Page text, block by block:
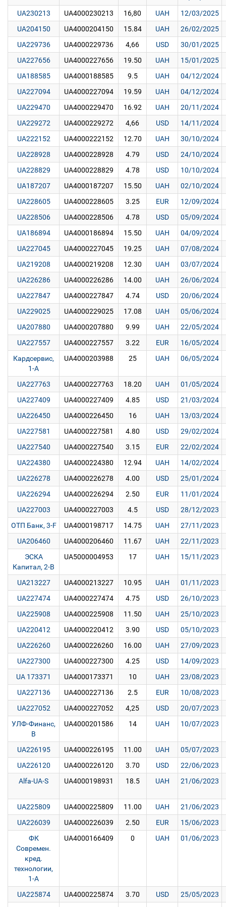
UA230213
UA4000230213 16,80 UAH
12/03/2025
UA204150
UA4000204150 15.84 UAH
26/02/2025
UA229736
UA4000229736 4,66 USD
30/01/2025
UA227656
UA4000227656 19.50 UAH
15/01/2025
UA188585
UA4000188585 9.5 UAH
04/12/2024
UA227094
UA4000227094 19.59 UAH
04/12/2024
UA229470
UA4000229470 16.92 UAH
20/11/2024
UA229272
UA4000229272 4,66 USD
14/11/2024
UA222152
UA4000222152 12.70 UAH
30/10/2024
UA228928
UA4000228928 4.79 USD
24/10/2024
UA228829
UA4000228829 4.78 USD
10/10/2024
UA187207
UA4000187207 15.50 UAH
02/10/2024
UA228605
UA4000228605 3.25 EUR
12/09/2024
UA228506
UA4000228506 4.78 USD
05/09/2024
UA186894
UA4000186894 15.50 UAH
04/09/2024
UA227045
UA4000227045 19.25 UAH
07/08/2024
UA219208
UA4000219208 12.30 UAH
03/07/2024
UA226286
UA4000226286 14.00 UAH
26/06/2024
UA227847
UA4000227847 4.74 USD
20/06/2024
UA229025
UA4000229025 17.08 UAH
05/06/2024
UA207880
UA4000207880 9.99 UAH
22/05/2024
UA227557
UA4000227557 3.22 EUR
16/05/2024
Кардсервис,
1-A
UA4000203988 25 UAH 06/05/2024
UA227763 UA4000227763 18.20 UAH
01/05/2024
UA227409
UA4000227409 4.85 USD
21/03/2024
UA226450
UA4000226450 16 UAH
13/03/2024
UA227581
UA4000227581 4.80 USD
29/02/2024
UA227540
UA4000227540 3.15 EUR
22/02/2024
UA224380
UA4000224380 12.94 UAH
14/02/2024
UA226278
UA4000226278 4.00 USD
25/01/2024
UA226294
UA4000226294 2.50 EUR
11/01/2024
UA227003
UA4000227003 4.5 USD
28/12/2023
ОТП Банк, 3-F
UA4000198717 14.75 UAH
27/11/2023
UA206460
UA4000206460 11.67 UAH
22/11/2023
ЭСКА
Капитал, 2-B
UA5000004953 17 UAH 15/11/2023
UA213227 UA4000213227 10.95 UAH
01/11/2023
UA227474
UA4000227474 4.75 USD
26/10/2023
UA225908
UA4000225908 11.50 UAH
25/10/2023
UA220412
UA4000220412 3.90 USD
05/10/2023
UA226260
UA4000226260 16.00 UAH
27/09/2023
UA227300
UA4000227300 4.25 USD
14/09/2023
UA 173371
UA4000173371 10 UAH
23/08/2023
UA227136
UA4000227136 2.5 EUR
10/08/2023
UA227052
UA4000227052 4,25 USD
20/07/2023
УЛФ-Финанс,
B
UA4000201586 14 UAH 10/07/2023
UA226195 UA4000226195 11.00 UAH
05/07/2023
UA226120
UA4000226120 3.70 USD
22/06/2023
Alfa-UA-S
UA4000198931 18.5 UAH 21/06/2023
UA225809 UA4000225809 11.00 UAH
21/06/2023
UA226039
UA4000226039 2.50 EUR
15/06/2023
ФК
Современ.
кред.
технологии,
1-A
UA4000166409 0 UAH 01/06/2023
UA225874 UA4000225874 3.70 USD
25/05/2023